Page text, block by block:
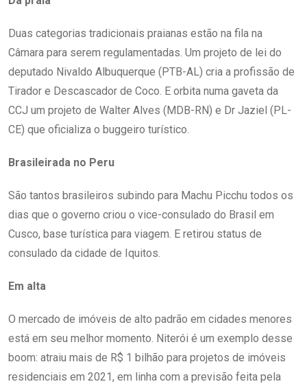
Duas categorias tradicionais praianas estão na fila na
Câmara para serem regulamentadas. Um projeto de lei do
deputado Nivaldo Albuquerque (PTB-AL) cria a profissão de
Tirador e Descascador de Coco. E orbita numa gaveta da
CCJ um projeto de Walter Alves (MDB-RN) e Dr Jaziel (PL-
CE) que oficializa o buggeiro turístico.
Brasileirada no Peru
São tantos brasileiros subindo para Machu Picchu todos os
dias que o governo criou o vice-consulado do Brasil em
Cusco, base turística para viagem. E retirou status de
consulado da cidade de Iquitos.
Em alta
O mercado de imóveis de alto padrão em cidades menores
está em seu melhor momento. Niterói é um exemplo desse
boom: atraiu mais de R$ 1 bilhão para projetos de imóveis
residenciais em 2021, em linha com a previsão feita pela